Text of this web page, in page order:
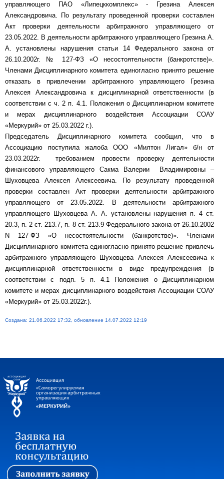
управляющего ПАО «Липецккомплекс» - Грезина Алексея
Александровича. По результату проведенной проверки составлен
Акт проверки деятельности арбитражного управляющего от
23.05.2022. В деятельности арбитражного управляющего Грезина А.
А. установлены нарушения статьи 14 Федерального закона от
26.10.2002г. № 127-ФЗ «О несостоятельности (банкротстве)».
Членами Дисциплинарного комитета единогласно принято решение
отказать в привлечении арбитражного управляющего Грезина
Алексея Александровича к дисциплинарной ответственности (в
соответствии с ч. 2 п. 4.1. Положения о Дисциплинарном комитете
и мерах дисциплинарного воздействия Ассоциации СОАУ
«Меркурий» от 25.03.2022 г.).
Председатель Дисциплинарного комитета сообщил, что в
Ассоциацию поступила жалоба ООО «Милтон Лигал» б/н от
23.03.2022г. требованием провести проверку деятельности
финансового управляющего Сакма Валерии Владимировны –
Шуховцева Алексея Алексеевича. По результату проведенной
проверки составлен Акт проверки деятельности арбитражного
управляющего от 23.05.2022. В деятельности арбитражного
управляющего Шуховцева А. А. установлены нарушения п. 4 ст.
20.3, п. 2 ст. 213.7, п. 8 ст. 213.9 Федерального закона от 26.10.2002
N 127-ФЗ «О несостоятельности (банкротстве)». Членами
Дисциплинарного комитета единогласно принято решение привлечь
арбитражного управляющего Шуховцева Алексея Алексеевича к
дисциплинарной ответственности в виде предупреждения (в
соответствии с подп. 5 п. 4.1 Положения о Дисциплинарном
комитете и мерах дисциплинарного воздействия Ассоциации СОАУ
«Меркурий» от 25.03.2022г.).
Создана: 21.06.2022 17:32, обновление 14.07.2022 12:19